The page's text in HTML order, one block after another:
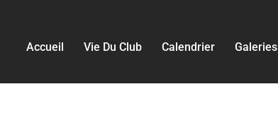
Accueil Vie Du Club Calendrier Galeries